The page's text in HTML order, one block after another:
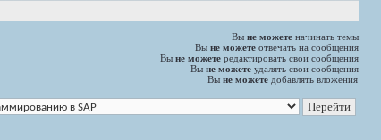
Вы не можете начинать темы
Вы не можете отвечать на сообщения
Вы не можете редактировать свои сообщения
Вы не можете удалять свои сообщения
Вы не можете добавлять вложения